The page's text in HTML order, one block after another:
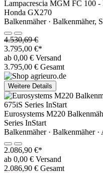
Lampacrescia MGM FC 100
Honda GX270
Balkenmäher · Balkenmäher,
4.530,69 €
3.795,00 €*
ab 0,00 € Versand
3.795,00 € Gesamt
Weitere Details
Eurosystems M220
Series InStart
Balkenmäher · Balkenmäher
2.086,90 €*
ab 0,00 € Versand
2.086,90 € Gesamt